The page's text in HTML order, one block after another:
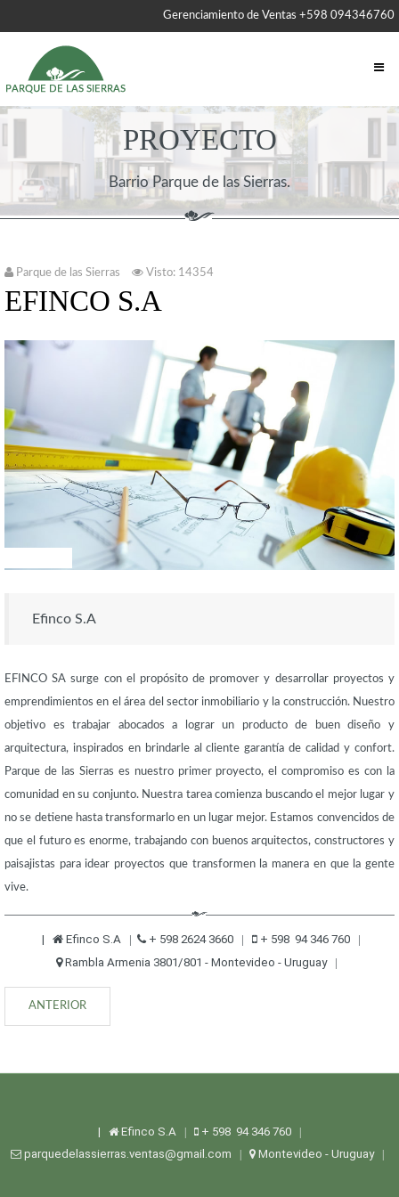
Gerenciamiento de Ventas +598 094346760
PROYECTO
Barrio Parque de las Sierras.
Parque de las Sierras Visto: 14354
EFINCO S.A
Efinco S.A
EFINCO SA surge con el propósito de promover y desarrollar proyectos y
emprendimientos en el área del sector inmobiliario y la construcción. Nuestro
objetivo es trabajar abocados a lograr un producto de buen diseño y
arquitectura, inspirados en brindarle al cliente garantía de calidad y confort.
Parque de las Sierras es nuestro primer proyecto, el compromiso es con la
comunidad en su conjunto. Nuestra tarea comienza buscando el mejor lugar y
no se detiene hasta transformarlo en un lugar mejor. Estamos convencidos de
que el futuro es enorme, trabajando con buenos arquitectos, constructores y
paisajistas para idear proyectos que transformen la manera en que la gente
vive.
| Efinco S.A + 598 2624 3660 + 598 94 346 760|
Rambla Armenia 3801/801 - Montevideo - Uruguay
ANTERIOR
| Efinco S.A + 598 94 346 760
parquedelassierras.ventas@gmail.com Montevideo - Uruguay